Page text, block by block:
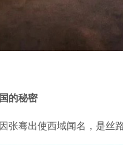
的秘密
张骞出使西域闻名，是丝